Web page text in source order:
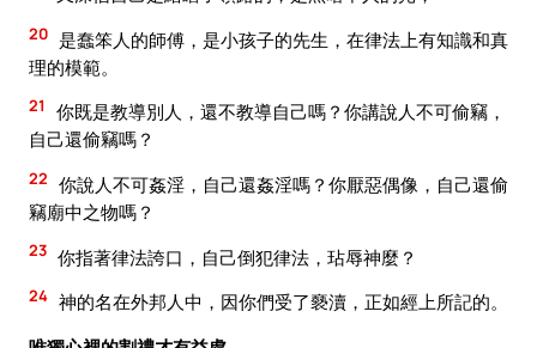
20 是蠢笨人的師傅，是小孩子的先生，在律法上有知識和真
理的模範。
21
你既是教導別人，還不教導自己嗎？你講說人不可偷竊，
自己還偷竊嗎？
22 你說人不可姦淫，自己還姦淫嗎？你厭惡偶像，自己還偷
竊廟中之物嗎？
23 你指著律法誇口，自己倒犯律法，玷辱神麼？
24 神的名在外邦人中，因你們受了褻瀆，正如經上所記的。